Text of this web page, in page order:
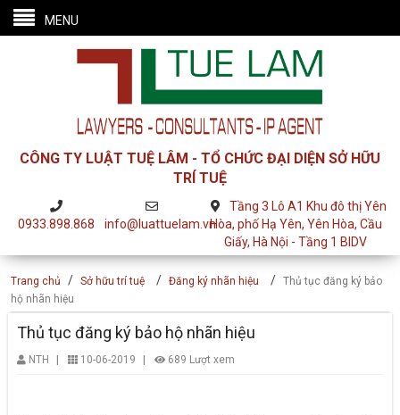
MENU
CÔNG TY LUẬT TUỆ LÂM - TỔ CHỨC ĐẠI DIỆN SỞ HỮU
TRÍ TUỆ
0933.898.868 info@luattuelam.vn
Tầng 3 Lô A1 Khu đô thị Yên
Hòa, phố Hạ Yên, Yên Hòa, Cầu
Giấy, Hà Nội - Tầng 1 BIDV
Trang chủ / Sở hữu trí tuệ / Đăng ký nhãn hiệu /
Thủ tục đăng ký bảo
hộ nhãn hiệu
Thủ tục đăng ký bảo hộ nhãn hiệu
NTH | 10-06-2019 | 689 Lượt xem